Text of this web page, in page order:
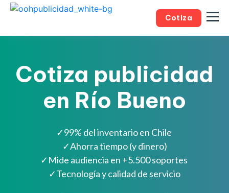
Cotiza
Cotiza publicidad
en Río Bueno
✓99% del inventario en Chile
✓Ahorra tiempo (y dinero)
✓ Mide audiencia en +5.500 soportes
✓Tecnología y calidad de servicio